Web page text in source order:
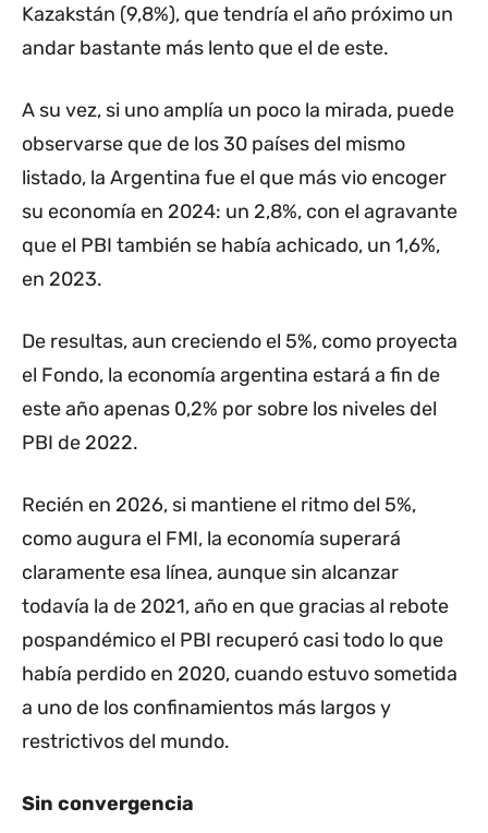
Kazakstán (9,8%), que tendría el año próximo un
andar bastante más lento que el de este.
A su vez, si uno amplía un poco la mirada, puede
observarse que de los 30 países del mismo
listado, la Argentina fue el que más vio encoger
su economía en 2024: un 2,8%, con el agravante
que el PBI también se había achicado, un 1,6%,
en 2023.
De resultas, aun creciendo el 5%, como proyecta
el Fondo, la economía argentina estará a fin de
este año apenas 0,2% por sobre los niveles del
PBI de 2022.
Recién en 2026, si mantiene el ritmo del 5%,
como augura el FMI, la economía superará
claramente esa línea, aunque sin alcanzar
todavía la de 2021, año en que gracias al rebote
pospandémico el PBI recuperó casi todo lo que
había perdido en 2020, cuando estuvo sometida
a uno de los confinamientos más largos y
restrictivos del mundo.
Sin convergencia